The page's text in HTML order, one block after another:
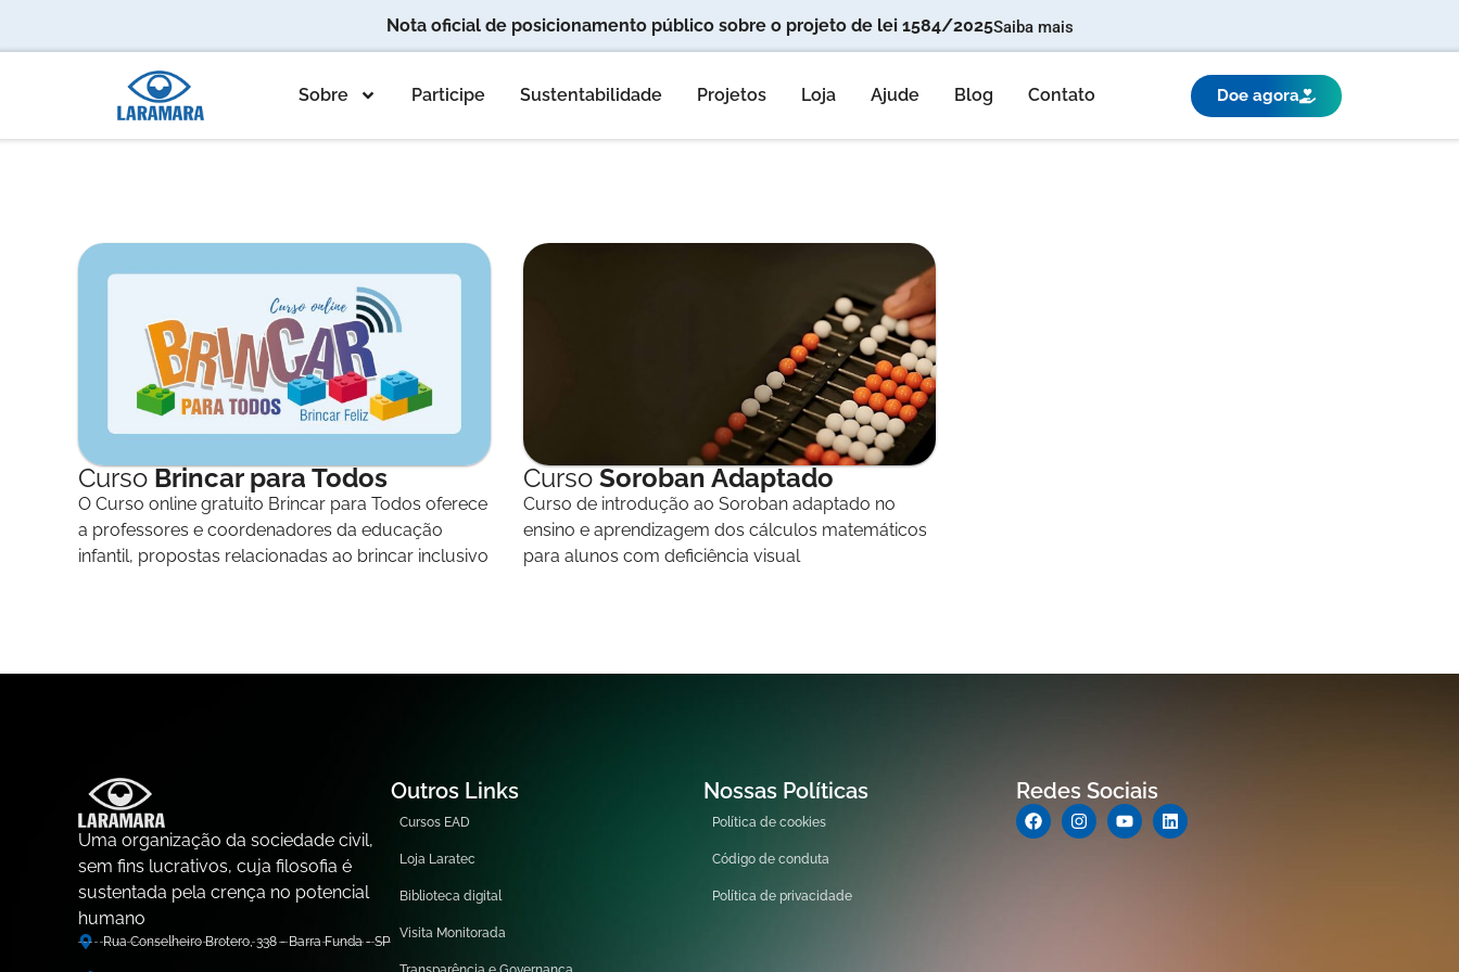
Nota oficial de posicionamento público sobre o projeto de lei 1584/2025Saiba mais
Sobre Participe Sustentabilidade Projetos Loja Ajude Blog Contato Doe agora
CursoBrincar para Todos
O Curso online gratuito Brincar para Todos oferece
a professores e coordenadores da educação
infantil, propostas relacionadas ao brincar inclusivo
CursoSoroban Adaptado
Curso de introdução ao Soroban adaptado no
ensino e aprendizagem dos cálculos matemáticos
para alunos com deficiência visual
Uma organização da sociedade civil,
sem fins lucrativos, cuja filosofia é
sustentada pela crença no potencial
humano
Rua Conselheiro Brotero, 338 - Barra Funda - SP
Outros Links
Cursos EAD
Loja Laratec
Biblioteca digital
Visita Monitorada
Nossas Políticas
Política de cookies
Código de conduta
Política de privacidade
Redes Sociais